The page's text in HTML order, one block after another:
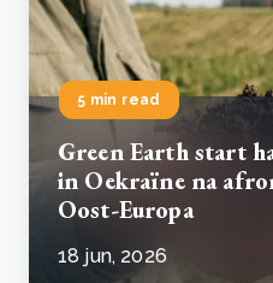
5 min read
Green Earth start
in Oekraïne na
Oost-Europa
18 jun, 2026